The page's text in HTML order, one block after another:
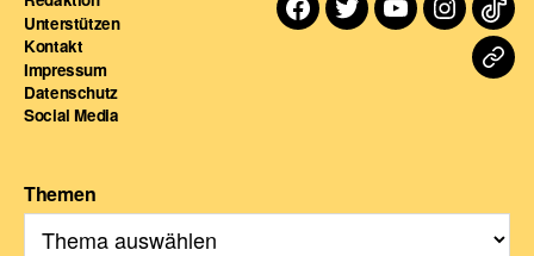
Unterstützen
Kontakt
Impressum
Datenschutz
Social Media
Facebook
TwitterYoutube
Themen